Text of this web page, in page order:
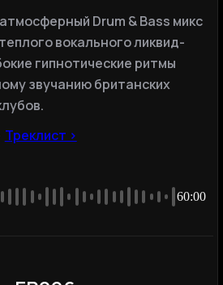
Drum & Bass микс
вокального ликвид-
гипнотические ритмы
звучанию британских
Треклист ›
60:00